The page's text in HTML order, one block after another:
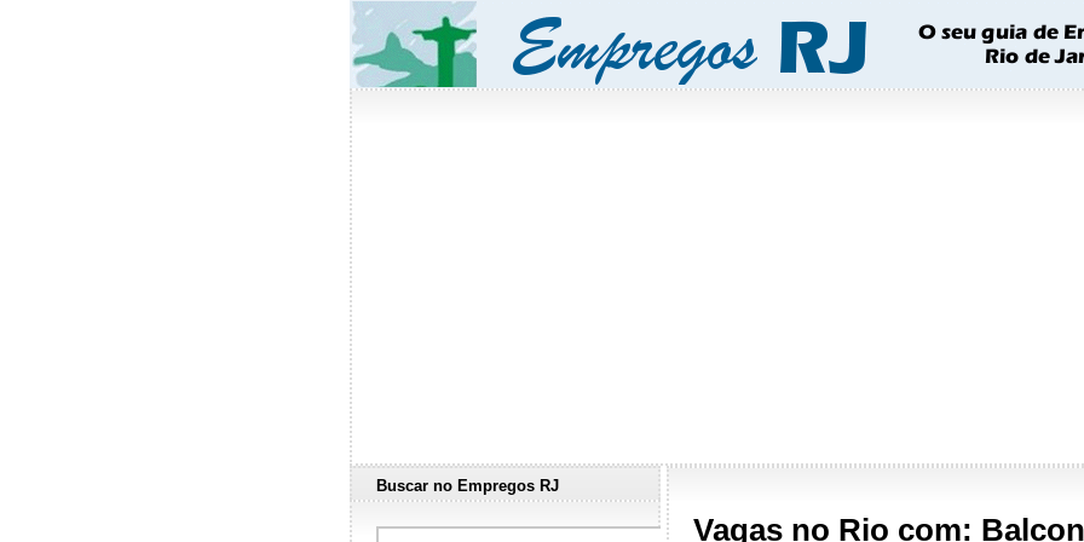
Vagas no Rio com:
Buscar no Empregos RJ